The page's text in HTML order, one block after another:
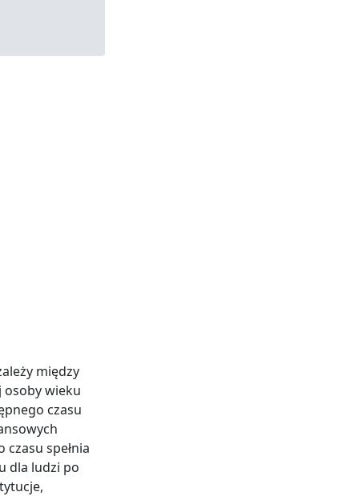
między
osoby wieku
czasu
spełnia
dla ludzi po